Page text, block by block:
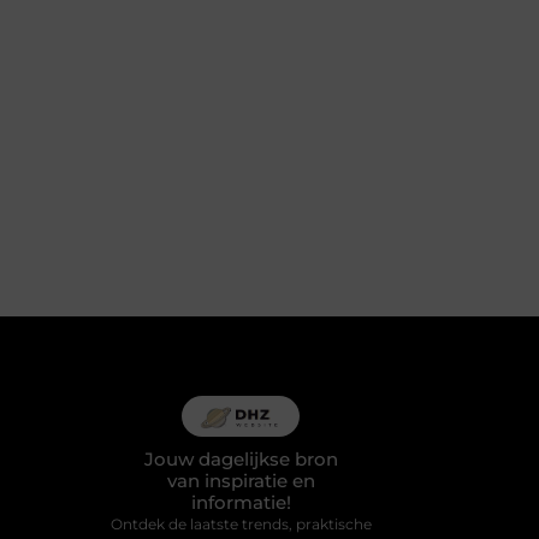
Jouw dagelijkse bron
van inspiratie en
informatie!
Ontdek de laatste trends, praktische